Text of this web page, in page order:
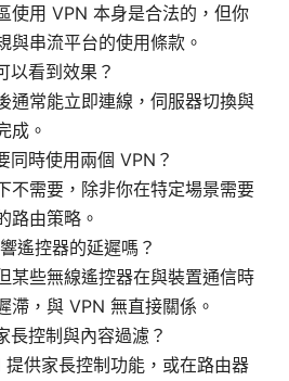
使用 VPN 本身是合法的，但你
與串流平台的使用條款。
以看到效果？
通常能立即連線，伺服器切換與
成。
同時使用兩個 VPN？
不需要，除非你在特定場景需要
路由策略。
遙控器的延遲嗎？
某些無線遙控器在與裝置通信時
滯，與 VPN 無直接關係。
長控制與內容過濾？
供家長控制功能，或在路由器